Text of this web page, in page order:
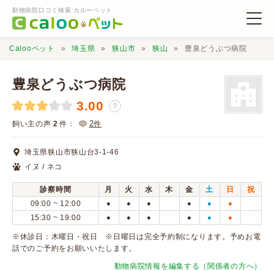
動物病院口コミ検索 カルーペット
動物病院検索
口コミ検索
Calooペットとは？
口コミ投稿
Calooペット 埼玉県 狭山市 狭山 豊泉どうぶつ病院
豊泉どうぶつ病院
3.00 ？
飼い主の声 2 件： 2件
埼玉県狭山市狭山台3-1-46
イヌ / ネコ
診察時間 月 火 水 木 金 土 日
祝
09:00 ~ 12:00
● ● ● ● ● ●
15:30 ~ 19:00 ● ● ● ● ● ●
※休診日：木曜日・祝日 ※日曜日は完全予約制になります。予めお電
話でのご予約をお願いいたします。
動物病院情報を編集する（関係者の方へ）